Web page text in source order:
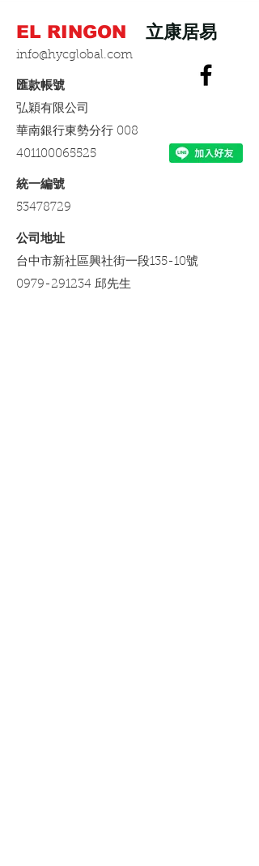
EL RINGON 立康居易
info@hycglobal.com
​匯款帳號
弘穎有限公司
​華南銀行東勢分行 008
401100065525
​統一編號
53478729
​公司地址
台中市新社區興社街一段135-10號
0979-291234 邱先生